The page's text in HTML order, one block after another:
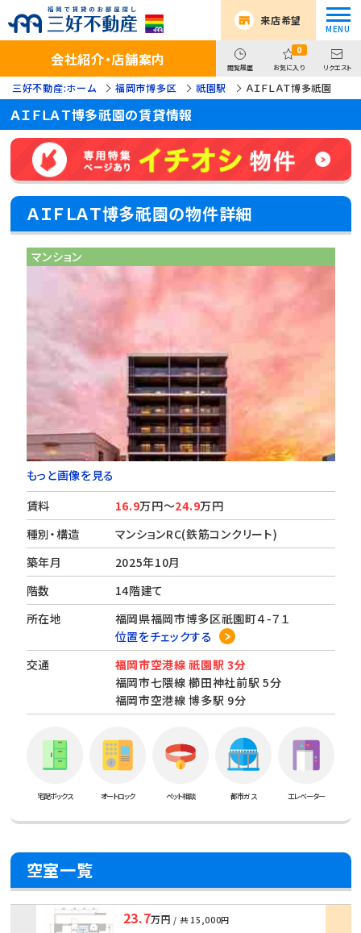
来店希望
会社紹介・店舗案内 閲覧履歴
0
お気に入り リクエスト
三好不動産:ホーム 福岡市博多区 祇園駅 ＡＩＦＬＡＴ博多祇園
ＡＩＦＬＡＴ博多祇園の賃貸情報
ＡＩＦＬＡＴ博多祇園の物件詳細
マンション
もっと画像を見る
賃料
16.9万円～24.9万円
種別・構造
マンションRC(鉄筋コンクリート)
築年月
2025年10月
階数
14階建て
所在地
福岡県福岡市博多区祇園町４-７１
位置をチェックする
交通
福岡市空港線 祇園駅 3分
福岡市七隈線 櫛田神社前駅 5分
福岡市空港線 博多駅 9分
宅配ボックス オートロック ペット相談 都市ガス エレベーター
空室一覧
23.7万円 / 共 15,000円